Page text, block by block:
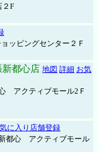
F
ッピングセンター２Ｆ
新都心店 地図 詳細 お気
アクティブモール2Ｆ
に入り店舗登録
都心 アクティブモール